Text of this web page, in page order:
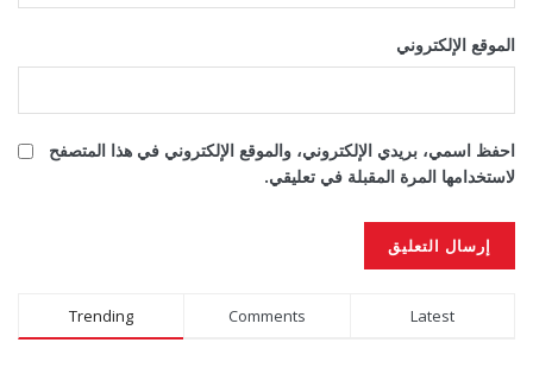
الموقع الإلكتروني
احفظ اسمي، بريدي الإلكتروني، والموقع الإلكتروني في هذا المتصفح
لاستخدامها المرة المقبلة في تعليقي.
Alternative:
Trending Comments Latest